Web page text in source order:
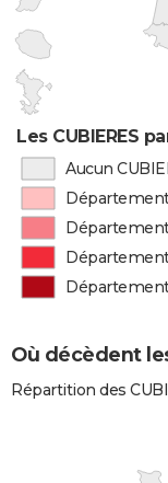
Les CUBIERES
Aucun
Où décèdent
Répartition des